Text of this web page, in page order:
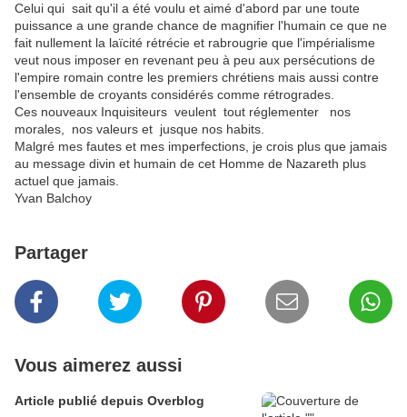
Celui qui sait qu'il a été voulu et aimé d'abord par une toute
puissance a une grande chance de magnifier l'humain ce que ne
fait nullement la laïcité rétrécie et rabrougrie que l'impérialisme
veut nous imposer en revenant peu à peu aux persécutions de
l'empire romain contre les premiers chrétiens mais aussi contre
l'ensemble de croyants considérés comme rétrogrades.
Ces nouveaux Inquisiteurs veulent tout réglementer nos
morales, nos valeurs et jusque nos habits.
Malgré mes fautes et mes imperfections, je crois plus que jamais
au message divin et humain de cet Homme de Nazareth plus
actuel que jamais.
Yvan Balchoy
Partager
Vous aimerez aussi
Article publié depuis Overblog